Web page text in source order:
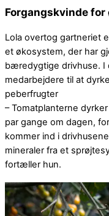
Forgangskvinde
Lola overtog gartneriet
et økosystem, der har
bæredygtige drivhuse. I
medarbejdere til at
peberfrugter
– Tomatplanterne
par gange om dagen,
kommer ind i
mineraler fra et
fortæller hun.